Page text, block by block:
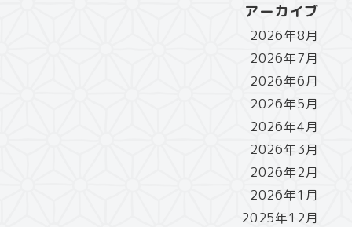
アーカイブ
2026年8月
2026年7月
2026年6月
2026年5月
2026年4月
2026年3月
2026年2月
2026年1月
2025年12月